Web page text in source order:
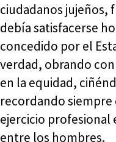
ciudadanos jujeños,
debía satisfacerse
concedido por el
verdad, obrando
en la equidad,
recordando
ejercicio profesional
entre los hombres.